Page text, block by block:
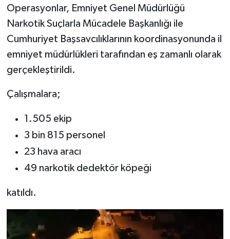
Operasyonlar, Emniyet Genel Müdürlüğü
Narkotik Suçlarla Mücadele Başkanlığı ile
Cumhuriyet Başsavcılıklarının koordinasyonunda il
emniyet müdürlükleri tarafından eş zamanlı olarak
gerçekleştirildi.
Çalışmalara;
1.505 ekip
3 bin 815 personel
23 hava aracı
49 narkotik dedektör köpeği
katıldı.